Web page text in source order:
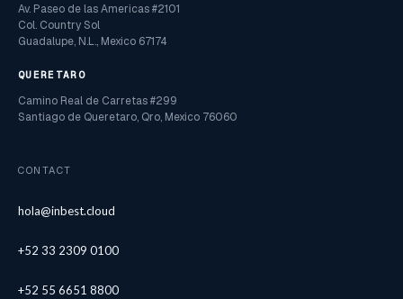
Av. Paseo de las Americas #2101
Col. Country Sol
Guadalupe, N.L., Mexico 67174
QUERETARO
Camino Real de Carretas #299
Santiago de Queretaro, Qro, Mexico 76060
CONTACT
hola@inbest.cloud
+52 33 2309 0100
+52 55 6651 8800